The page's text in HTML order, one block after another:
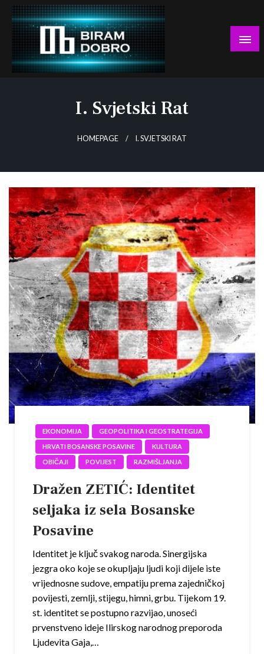
Skip
content
I. Svjetski Rat
HOMEPAGE I. SVJETSKI RAT
EKONOMIJA
GEOPOLITIKA I GEOSTRATEGIJA
HRVATI BOSANSKE POSAVINE
KULTURA
OBIČAJI
POVIJEST RAZMIŠLJANJA
Dražen ZETIĆ: Identitet
seljaka iz sela Bosanske
Posavine
Identitet je ključ svakog naroda. Sinergijska
jezgra oko koje se okupljaju ljudi koji dijele iste
vrijednosne sudove, empatiju prema zajedničkoj
povijesti, zemlji, stijegu, himni, grbu. Tijekom 19.
st. identitet se postupno razvijao, unoseći
prvenstveno ideje Ilirskog narodnog preporoda
Ljudevita Gaja,…